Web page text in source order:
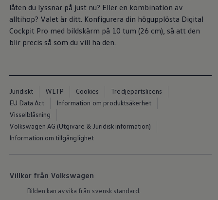
Navigation Map Update
Digital Instruktionsbok
Mobilitetsgarantin
Uppdateringar för elbilar
Kartuppdateringar
Uppdateringar för förbränningsbilar
Farthållare & ACC
Körprofil
Park Assist & parkeringssensorer
Parkeringsbroms
Traffic Jam Assist
Trailer Assist
IQ.Drive
Hitta tjänster för din modell
Volkswagen-appar, inloggning och shoppen
Koppla ihop mobilen och bilen
låten du lyssnar på just nu? Eller en kombination av
alltihop? Valet är ditt. Konfigurera din högupplösta Digital
Cockpit Pro med bildskärm på 10 tum (26 cm), så att den
blir precis så som du vill ha den.
Juridiskt WLTP Cookies
Tredjepartslicens
EU Data Act
Information om produktsäkerhet
Visselblåsning
Volkswagen AG (Utgivare & Juridisk information)
Information om tillgänglighet
Villkor från Volkswagen
Bilden kan avvika från svensk standard.